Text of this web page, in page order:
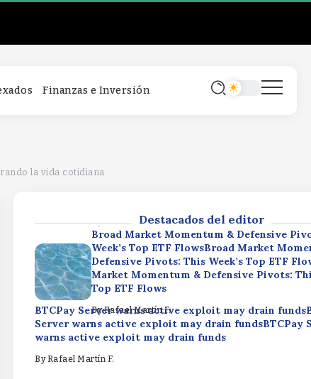
Finanzas e Inversión
la vida cotidiana.
Destacados del editor
Market Momentum & Defensive Pivots:
Rafael Martín F.
BTCPay Server warns active exploit may drain
Server warns active exploit may drain fundsBTCPay
MilestoneEqual Weight ETF ROE
ByRafael Martín F.
Broad Market Momentum & Defensive
Week’s Top ETF FlowsBroad Market
Defensive Pivots: This Week’s Top ETF
Market Momentum & Defensive Pivots:
Top ETF Flows
ByRafael Martín F.
BTCPay Server warns active exploit may drain
Server warns active exploit may drain fundsBTCPay
warns active exploit may drain funds
By Rafael Martín F.